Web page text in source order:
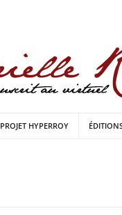
PROJET HYPERROY